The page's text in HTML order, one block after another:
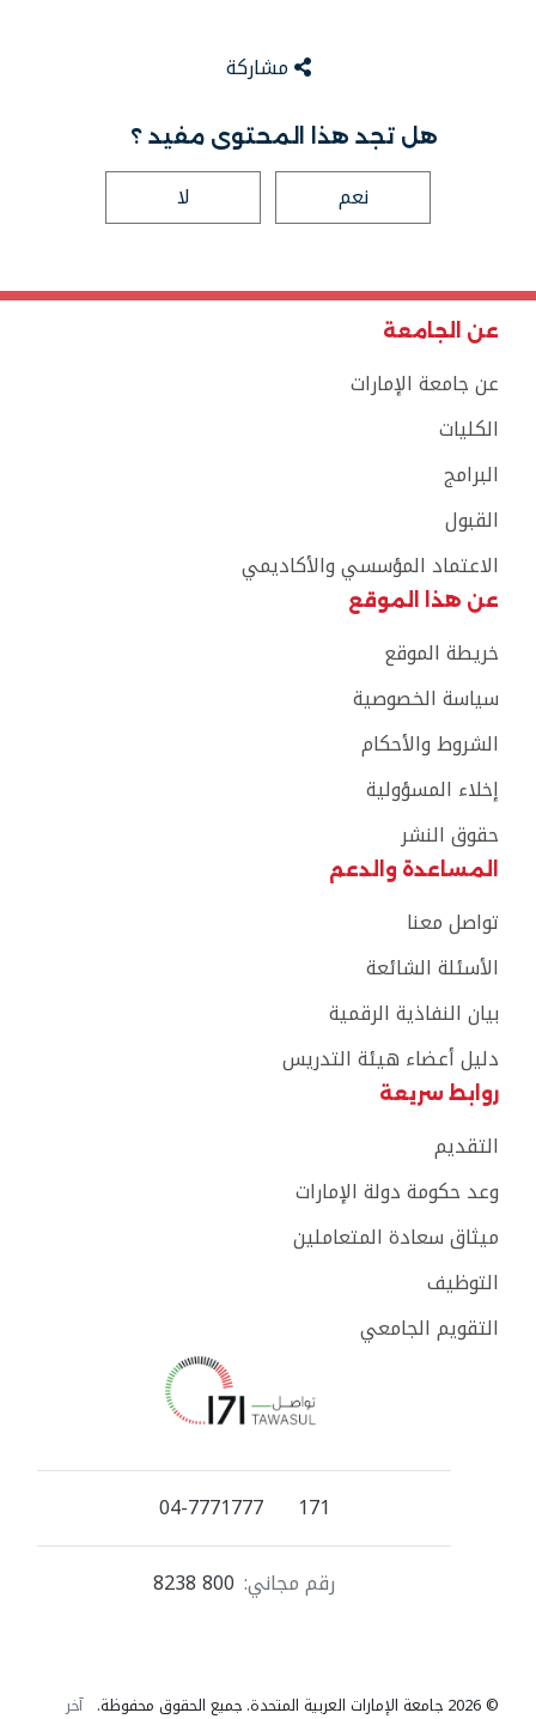
مشاركة
هل تجد هذا المحتوى مفيد ؟
نعم لا
عن الجامعة
عن جامعة الإمارات
الكليات
البرامج
القبول
الاعتماد المؤسسي والأكاديمي
عن هذا الموقع
خريطة الموقع
سياسة الخصوصية
الشروط والأحكام
إخلاء المسؤولية
حقوق النشر
المساعدة والدعم
تواصل معنا
الأسئلة الشائعة
بيان النفاذية الرقمية
دليل أعضاء هيئة التدريس
روابط سريعة
التقديم
وعد حكومة دولة الإمارات
ميثاق سعادة المتعاملين
التوظيف
التقويم الجامعي
171
04-7771777
رقم مجاني: 800 8238
© 2026 جامعة الإمارات العربية المتحدة. جميع الحقوق محفوظة. آخر